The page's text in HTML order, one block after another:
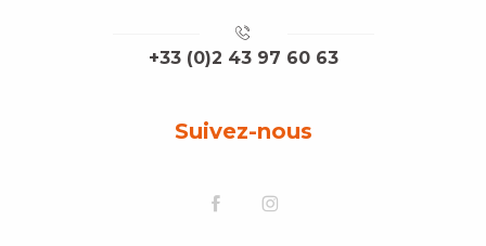
+33 (0)2 43 97 60 63
Suivez-nous